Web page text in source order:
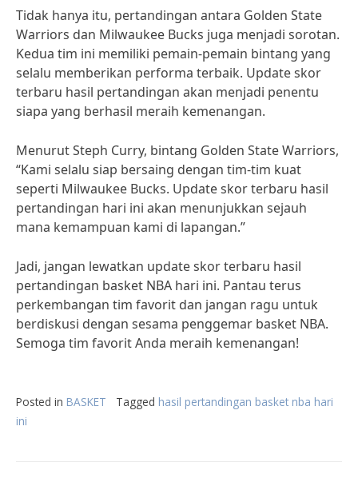
Tidak hanya itu, pertandingan antara Golden State
Warriors dan Milwaukee Bucks juga menjadi sorotan.
Kedua tim ini memiliki pemain-pemain bintang yang
selalu memberikan performa terbaik. Update skor
terbaru hasil pertandingan akan menjadi penentu
siapa yang berhasil meraih kemenangan.
Menurut Steph Curry, bintang Golden State Warriors,
“Kami selalu siap bersaing dengan tim-tim kuat
seperti Milwaukee Bucks. Update skor terbaru hasil
pertandingan hari ini akan menunjukkan sejauh
mana kemampuan kami di lapangan.”
Jadi, jangan lewatkan update skor terbaru hasil
pertandingan basket NBA hari ini. Pantau terus
perkembangan tim favorit dan jangan ragu untuk
berdiskusi dengan sesama penggemar basket NBA.
Semoga tim favorit Anda meraih kemenangan!
Posted in BASKET Tagged hasil pertandingan basket nba hari
ini